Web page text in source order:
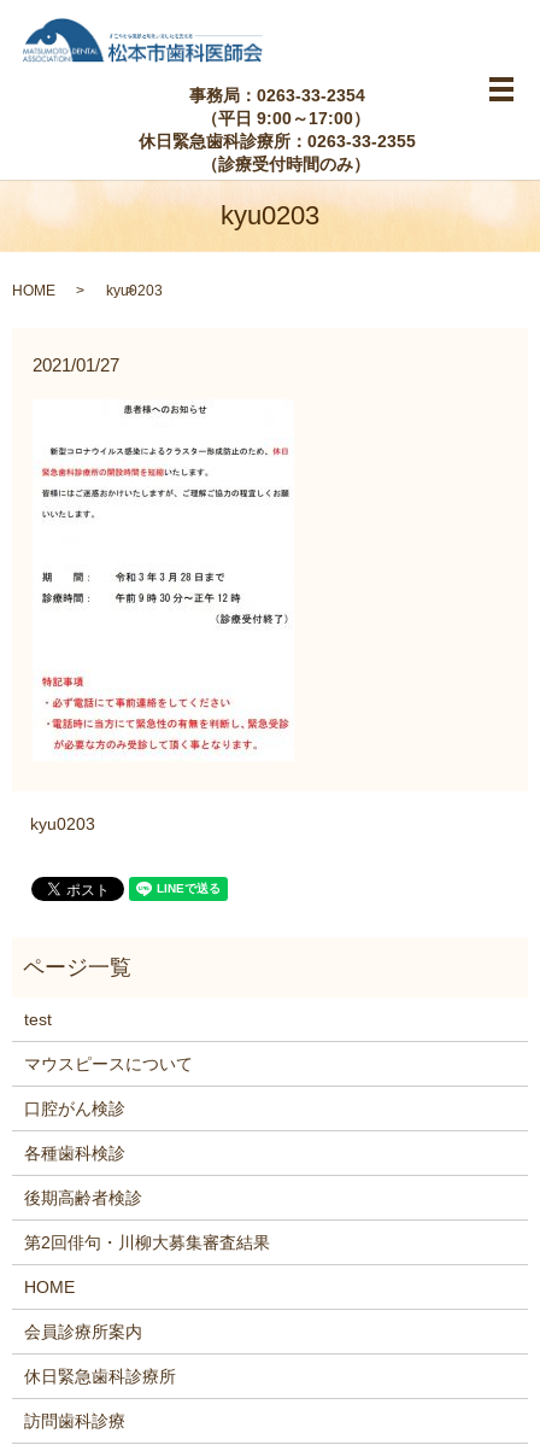
事務局：0263-33-2354
（平日 9:00～17:00）
休日緊急歯科診療所：0263-33-2355
（診療受付時間のみ）
メ
kyu0203
HOME kyu0203
2021/01/27
kyu0203
test
マウスピースについて
口腔がん検診
各種歯科検診
後期高齢者検診
第2回俳句・川柳大募集審査結果
HOME
会員診療所案内
休日緊急歯科診療所
訪問歯科診療